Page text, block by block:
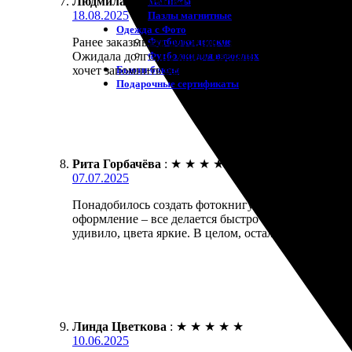
Пазлы магнитные
Одежда с Фото
Футболки детские
Футболки для взрослых
Бьюти-боксы
Подарочные сертификаты
18.08.2025
Ранее заказывала фотокнигу и осталась
Ожидала долго, но книгу сделали всего за 3 дня.
хочет запомнить важные моменты!
Рита Горбачёва : ★ ★ ★ ★
07.07.2025
Понадобилось создать фотокнигу. Заказала
оформление – все делается быстро и удобно.
удивило, цвета яркие. В целом, осталась довольна
Линда Цветкова : ★ ★ ★ ★ ★
10.06.2025